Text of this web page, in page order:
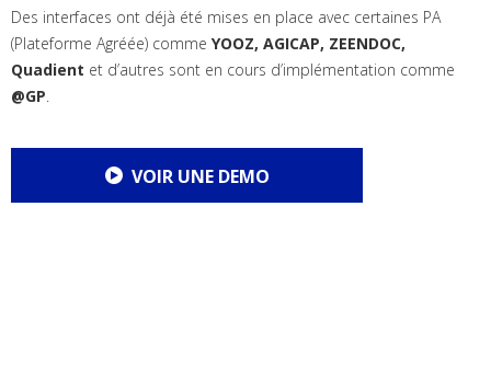
Des interfaces ont déjà été mises en place avec certaines PA
(Plateforme Agréée) comme YOOZ, AGICAP, ZEENDOC,
Quadient et d’autres sont en cours d’implémentation comme
@GP.
VOIR UNE DEMO